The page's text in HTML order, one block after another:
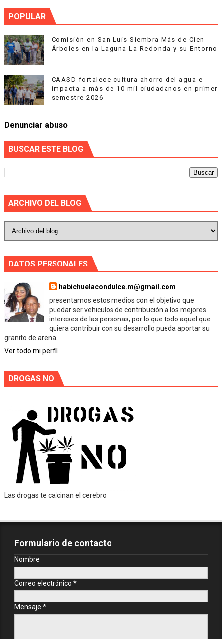
POPULAR
Comisión en San Luis Siembra Más de Cien
Árboles en la Laguna La Redonda y su Entorno
CAASD fortalece cultura ahorro del agua e
impacta a más de 10 mil ciudadanos en primer
semestre 2026
Denunciar abuso
BUSCAR ESTE BLOG
ARCHIVO DEL BLOG
DATOS PERSONALES
habichuelacondulce.m@gmail.com
presentamos estos medios con el objetivo que
puedar ser vehiculos de contribución a los mejores
intereses de las personas, por lo que todo aquel que
quiera contribuir con su desarrollo pueda aportar su
granito de arena.
Ver todo mi perfil
DROGAS NO
Las drogas te calcinan el cerebro
Formulario de contacto
Nombre
Correo electrónico *
Mensaje *